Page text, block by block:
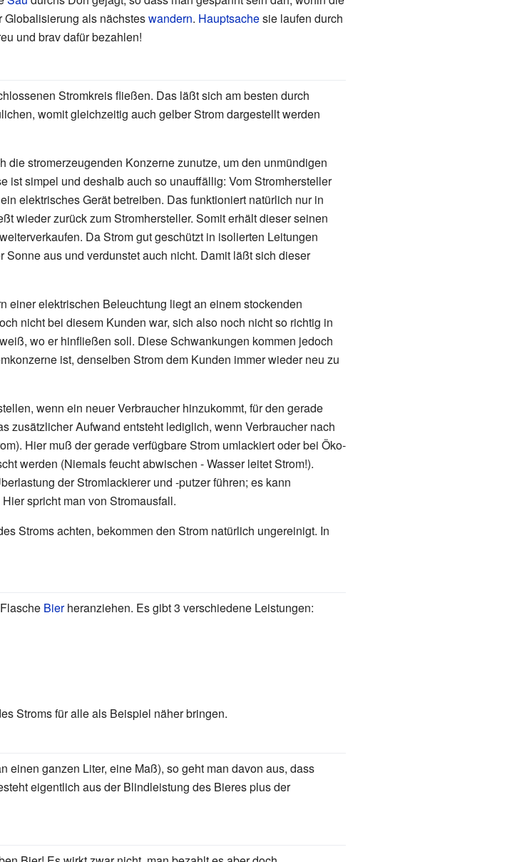
als nächsteswandern. Hauptsachesie laufen durch
und brav dafür bezahlen!
Stromkreis fließen. Das läßt sich am besten durch
womit gleichzeitig auch gelber Strom dargestellt werden
stromerzeugenden Konzerne zunutze, um den unmündigen
ist simpel und deshalb auch so unauffällig: Vom Stromhersteller
elektrisches Gerät betreiben. Das funktioniert natürlich nur in
wieder zurück zum Stromhersteller. Somit erhält dieser seinen
Da Strom gut geschützt in isolierten Leitungen
aus und verdunstet auch nicht. Damit läßt sich dieser
einer elektrischen Beleuchtung liegt an einem stockenden
nicht bei diesem Kunden war, sich also noch nicht so richtig in
wo er hinfließen soll. Diese Schwankungen kommen jedoch
ist, denselben Strom dem Kunden immer wieder neu zu
wenn ein neuer Verbraucher hinzukommt, für den gerade
zusätzlicher Aufwand entsteht lediglich, wenn Verbraucher nach
Hier muß der gerade verfügbare Strom umlackiert oder bei Öko-
werden (Niemals feucht abwischen - Wasser leitet Strom!).
der Stromlackierer und -putzer führen; es kann
spricht man von Stromausfall.
Stroms achten, bekommen den Strom natürlich ungereinigt. In
Bierheranziehen. Es gibt 3 verschiedene Leistungen:
Stroms für alle als Beispiel näher bringen.
einen ganzen Liter, eine Maß), so geht man davon aus, dass
eigentlich aus der Blindleistung des Bieres plus der